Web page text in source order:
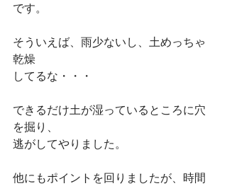
です。
そういえば、雨少ないし、土めっちゃ
乾燥
してるな・・・
できるだけ土が湿っているところに穴
を掘り、
逃がしてやりました。
他にもポイントを回りましたが、時間